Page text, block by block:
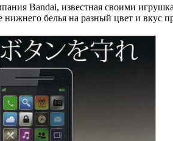
Bandai, известная своими
нижнего белья на разный цвет и вкус